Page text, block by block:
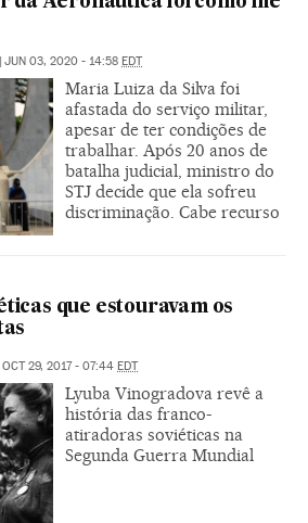
JUN 03, 2020 - 14:58 EDT
Maria Luiza da Silva foi
afastada do serviço militar,
apesar de ter condições de
trabalhar. Após 20 anos de
batalha judicial, ministro do
STJ decide que ela sofreu
discriminação. Cabe recurso
que estouravam os
OCT 29, 2017 - 07:44 EDT
Lyuba Vinogradova revê a
história das franco-
atiradoras soviéticas na
Segunda Guerra Mundial